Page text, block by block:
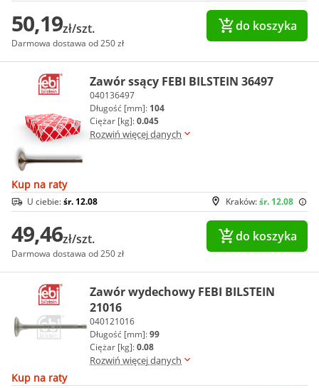
50,19zł/szt.
Darmowa dostawa od 250 zł
do koszyka
Zawór ssący FEBI BILSTEIN 36497
040136497
Długość [mm]: 104
Ciężar [kg]:0.045
Rozwiń więcej danych
Kup na raty
Kraków:śr. 12.08
U ciebie:śr. 12.08
49,46zł/szt.
Darmowa dostawa od 250 zł
do koszyka
Zawór wydechowy FEBI BILSTEIN
21016
040121016
Długość [mm]:99
Ciężar [kg]:0.08
Rozwiń więcej danych
Kup na raty